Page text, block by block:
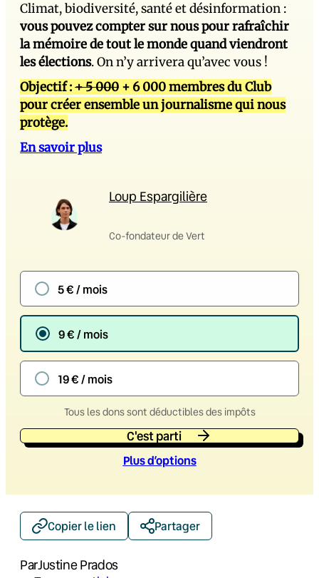
Climat, biodiversité, santé et désinformation :
vous pouvez compter sur nous pour rafraîchir
la mémoire de tout le monde quand viendront
les élections. On n’y arrivera qu’avec vous !
Objectif :+ 5 000 + 6 000 membres du Club
pour créer ensemble un journalisme qui nous
protège.
En savoir plus
Loup Espargilière
Co-fondateur de Vert
5 € / mois
9 € / mois
19 € / mois
Tous les dons sont déductibles des impôts
C'est parti
Plus d’options
Copier le lien Partager
ParJustine Prados